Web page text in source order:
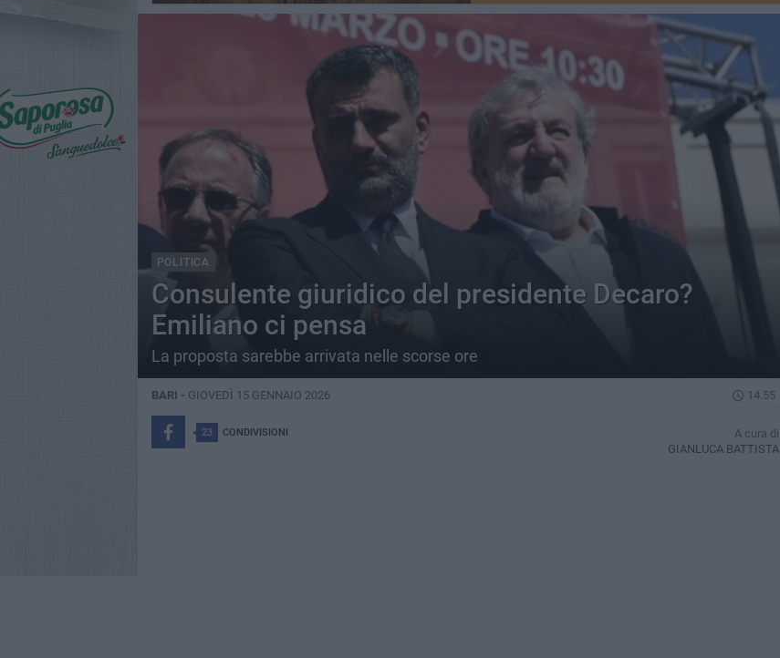
POLITICA
Consulente giuridico del presidente Decaro?
Emiliano ci pensa
La proposta sarebbe arrivata nelle scorse ore
BARI - GIOVEDÌ 15 GENNAIO 2026 14.55
23 CONDIVISIONI
A cura di
GIANLUCA BATTISTA